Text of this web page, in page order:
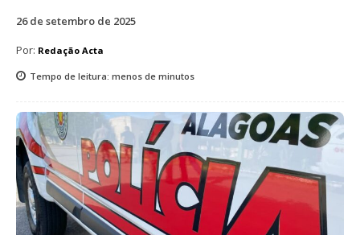
26 de setembro de 2025
Por: Redação Acta
Tempo de leitura: menos de minutos